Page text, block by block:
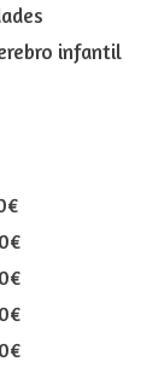
infantil